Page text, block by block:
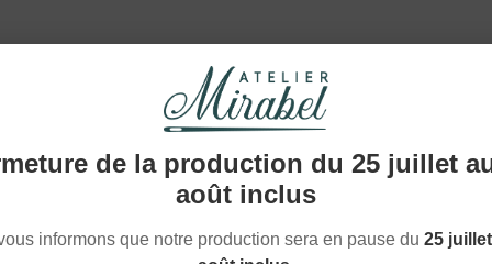
de la production du 25 juillet
août inclus
informons que notre production sera en pause du 25
Découvrez